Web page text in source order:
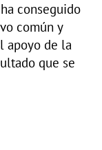
conseguido
común y
apoyo de la
que se